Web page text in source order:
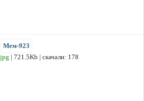
Мем-923
jpg | 721.5Kb | скачали: 178